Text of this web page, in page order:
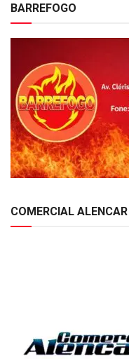
BARREFOGO
COMERCIAL ALENCAR